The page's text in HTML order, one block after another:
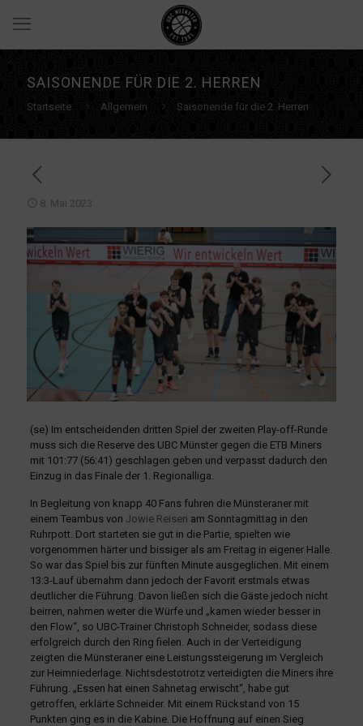
SAISONENDE FÜR DIE 2. HERREN
Startseite Allgemein Saisonende für die 2. Herren
8. Mai 2023
(se) Im entscheidenden dritten Spiel der zweiten Play-off-Runde
muss sich die Reserve des UBC Münster gegen die ETB Miners
mit 101:77 (56:41) geschlagen geben und verpasst dadurch den
Einzug in das Finale der 1. Regionalliga.
In Begleitung von knapp 40 Fans fuhren die Münsteraner mit
einem Teambus von Jowie Reisen am Sonntagmittag in den
Ruhrpott. Dort starteten sie gut in die Partie, spielten wie
vorgenommen härter und bissiger als am Freitag in eigener Halle.
So war das Spiel bis zur fünften Minute ausgeglichen. Mit einem
13:3-Lauf übernahm dann jedoch der Favorit erstmals etwas
deutlicher die Führung. Davon ließen sich die Gäste jedoch nicht
beirren, nahmen weiter die Würfe und „kamen wieder besser in
den Flow“, so UBC-Trainer Christoph Schneider, sodass diese
erfolgreich durch den Ring fielen. Auch in der Verteidigung
zeigten die Münsteraner eine Leistungssteigerung im Vergleich
zur Heimniederlage. Nichtsdestotrotz verteidigten die Miners ihre
Führung. „Essen hat einen Sahnetag erwischt“, habe gut
getroffen, erklärte Schneider. Mit einem Rückstand von 15
Punkten ging es in die Kabine. Die Hoffnung auf einen Sieg